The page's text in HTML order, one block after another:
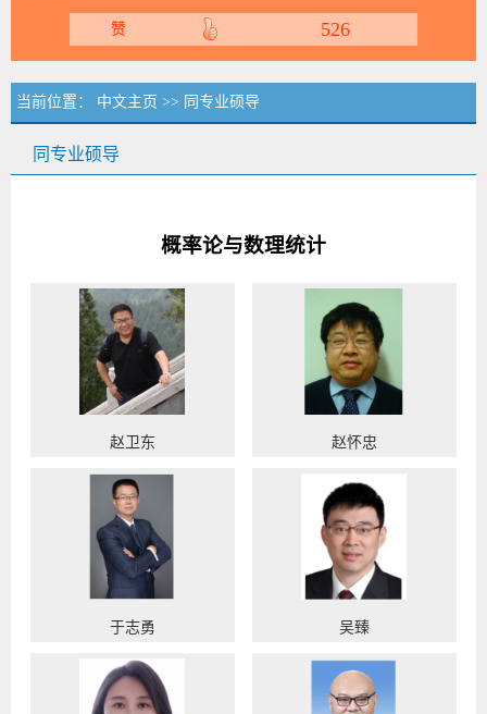
赞 526
当前位置： 中文主页 >> 同专业硕导
同专业硕导
概率论与数理统计
赵卫东 赵怀忠
于志勇 吴臻